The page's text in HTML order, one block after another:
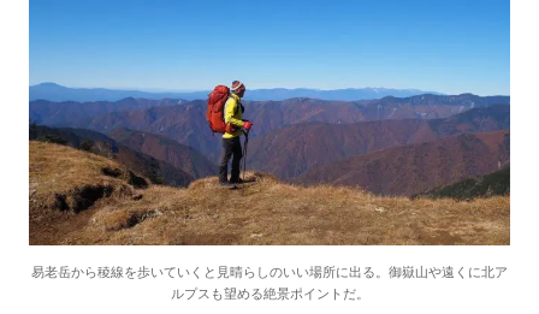
易老岳から稜線を歩いていくと見晴らしのいい場所に出る。御嶽山や遠くに北ア
ルプスも望める絶景ポイントだ。